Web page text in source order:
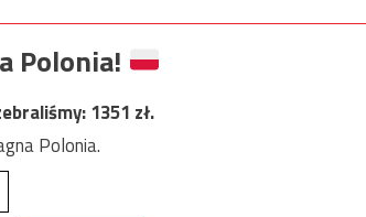
Polonia!
1351 zł.
Polonia.